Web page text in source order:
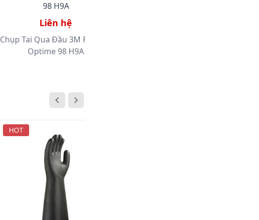
98 H9A
Liên hệ
Chụp Tai Qua Đầu 3M PELTOR
Optime 98 H9A
HOT